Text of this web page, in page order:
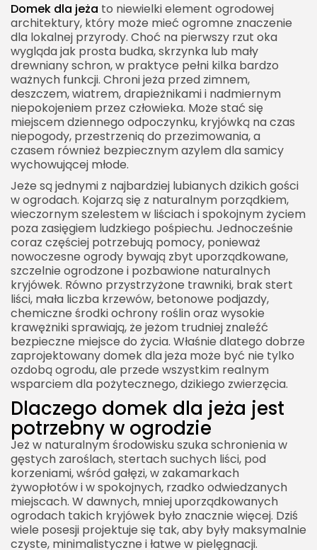
Domek dla jeża to niewielki element ogrodowej
architektury, który może mieć ogromne znaczenie
dla lokalnej przyrody. Choć na pierwszy rzut oka
wygląda jak prosta budka, skrzynka lub mały
drewniany schron, w praktyce pełni kilka bardzo
ważnych funkcji. Chroni jeża przed zimnem,
deszczem, wiatrem, drapieżnikami i nadmiernym
niepokojeniem przez człowieka. Może stać się
miejscem dziennego odpoczynku, kryjówką na czas
niepogody, przestrzenią do przezimowania, a
czasem również bezpiecznym azylem dla samicy
wychowującej młode.
Jeże są jednymi z najbardziej lubianych dzikich gości
w ogrodach. Kojarzą się z naturalnym porządkiem,
wieczornym szelestem w liściach i spokojnym życiem
poza zasięgiem ludzkiego pośpiechu. Jednocześnie
coraz częściej potrzebują pomocy, ponieważ
nowoczesne ogrody bywają zbyt uporządkowane,
szczelnie ogrodzone i pozbawione naturalnych
kryjówek. Równo przystrzyżone trawniki, brak stert
liści, mała liczba krzewów, betonowe podjazdy,
chemiczne środki ochrony roślin oraz wysokie
krawężniki sprawiają, że jeżom trudniej znaleźć
bezpieczne miejsce do życia. Właśnie dlatego dobrze
zaprojektowany domek dla jeża może być nie tylko
ozdobą ogrodu, ale przede wszystkim realnym
wsparciem dla pożytecznego, dzikiego zwierzęcia.
Dlaczego domek dla jeża jest
potrzebny w ogrodzie
Jeż w naturalnym środowisku szuka schronienia w
gęstych zaroślach, stertach suchych liści, pod
korzeniami, wśród gałęzi, w zakamarkach
żywopłotów i w spokojnych, rzadko odwiedzanych
miejscach. W dawnych, mniej uporządkowanych
ogrodach takich kryjówek było znacznie więcej. Dziś
wiele posesji projektuje się tak, aby były maksymalnie
czyste, minimalistyczne i łatwe w pielęgnacji.
Czy dokarmiać jeża przy domku
Domek dla jeża i woda w ogrodzie
Domek dla jeża a kompostownik
Najczęstsze błędy przy ustawianiu domku dla
jeża
Jak rozpoznać, że jeż korzysta z domku
Czy domek dla jeża trzeba czyścić
Domek dla jeża w małym ogrodzie
Domek dla jeża w ogrodzie nowoczesnym
Domek dla jeża w ogrodzie naturalistycznym
Domek dla jeża a dzieci
Co zrobić, jeśli znajdziemy jeża w ogrodzie
Jak zabezpieczyć ogród dla jeża
Domek dla jeża a przepisy i odpowiedzialność
Domek dla jeża jako element ekologicznego
ogrodu
Materiały, których lepiej unikać
Jak połączyć domek dla jeża z estetyką ogrodu
Domek dla jeża jako prezent
Dlaczego jeż może nie korzystać z domku
Domek dla jeża a sezonowe prace ogrodowe
Domek dla jeża w pobliżu domu
Jak stworzyć przyjazne otoczenie wokół domku
Domek dla jeża jako część świadomego
projektowania ogrodu